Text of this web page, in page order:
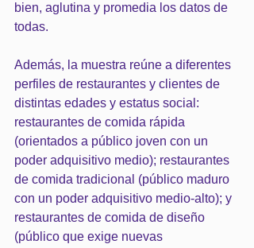
bien, aglutina y promedia los datos de
todas.
Además, la muestra reúne a diferentes
perfiles de restaurantes y clientes de
distintas edades y estatus social:
restaurantes de comida rápida
(orientados a público joven con un
poder adquisitivo medio); restaurantes
de comida tradicional (público maduro
con un poder adquisitivo medio-alto); y
restaurantes de comida de diseño
(público que exige nuevas